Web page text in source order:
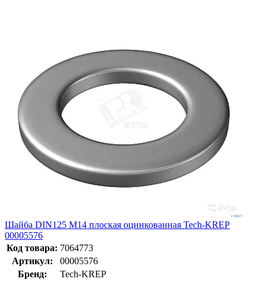
Шайба DIN125 М14 плоская оцинкованная Tech-KREP
00005576
Код товара: 7064773
Артикул:
00005576
Бренд:
Tech-KREP